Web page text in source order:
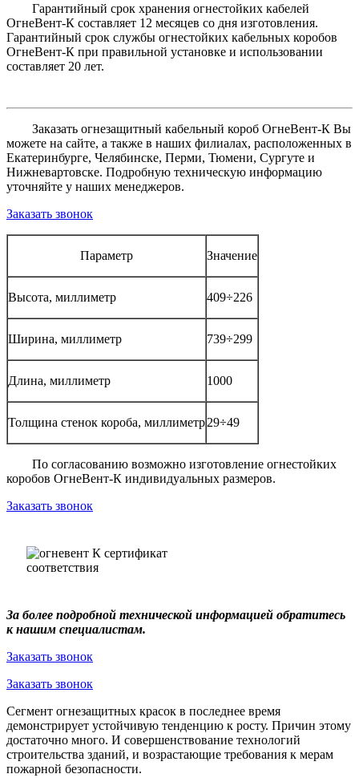
Гарантийный срок хранения огнестойких кабелей
ОгнеВент-К составляет 12 месяцев со дня изготовления.
Гарантийный срок службы огнестойких кабельных коробов
ОгнеВент-К при правильной установке и использовании
составляет 20 лет.
Заказать огнезащитный кабельный короб ОгнеВент-К Вы
можете на сайте, а также в наших филиалах, расположенных в
Екатеринбурге, Челябинске, Перми, Тюмени, Сургуте и
Нижневартовске. Подробную техническую информацию
уточняйте у наших менеджеров.
Заказать звонок
Параметр Значение
Высота, миллиметр 409÷226
Ширина, миллиметр 739÷299
Длина, миллиметр 1000
Толщина стенок короба, миллиметр29÷49
По согласованию возможно изготовление огнестойких
коробов ОгнеВент-К индивидуальных размеров.
Заказать звонок
За более подробной технической информацией обратитесь
к нашим специалистам.
Заказать звонок
Заказать звонок
Сегмент огнезащитных красок в последнее время
демонстрирует устойчивую тенденцию к росту. Причин этому
достаточно много. И совершенствование технологий
строительства зданий, и возрастающие требования к мерам
пожарной безопасности.